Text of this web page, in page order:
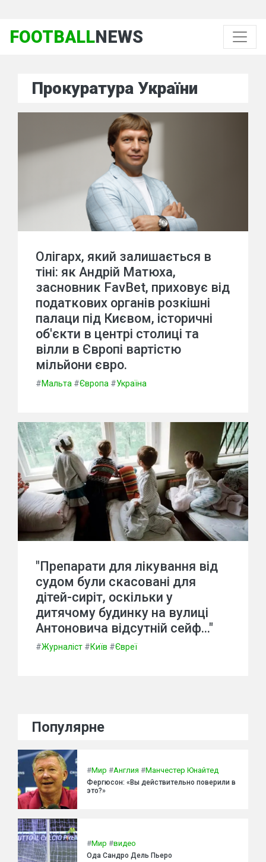
FOOTBALLNEWS
Прокуратура України
Олігарх, який залишається в
тіні: як Андрій Матюха,
засновник FavBet, приховує від
податкових органів розкішні
палаци під Києвом, історичні
об'єкти в центрі столиці та
вілли в Європі вартістю
мільйони євро.
#Мальта #Європа #Україна
"Препарати для лікування від
судом були скасовані для
дітей-сиріт, оскільки у
дитячому будинку на вулиці
Антоновича відсутній сейф..."
#Журналіст #Київ #Євреї
Популярне
#Мир #Англия #Манчестер Юнайтед
Фергюсон: «Вы действительно поверили в
это?»
#Мир #видео
Ода Сандро Дель Пьеро